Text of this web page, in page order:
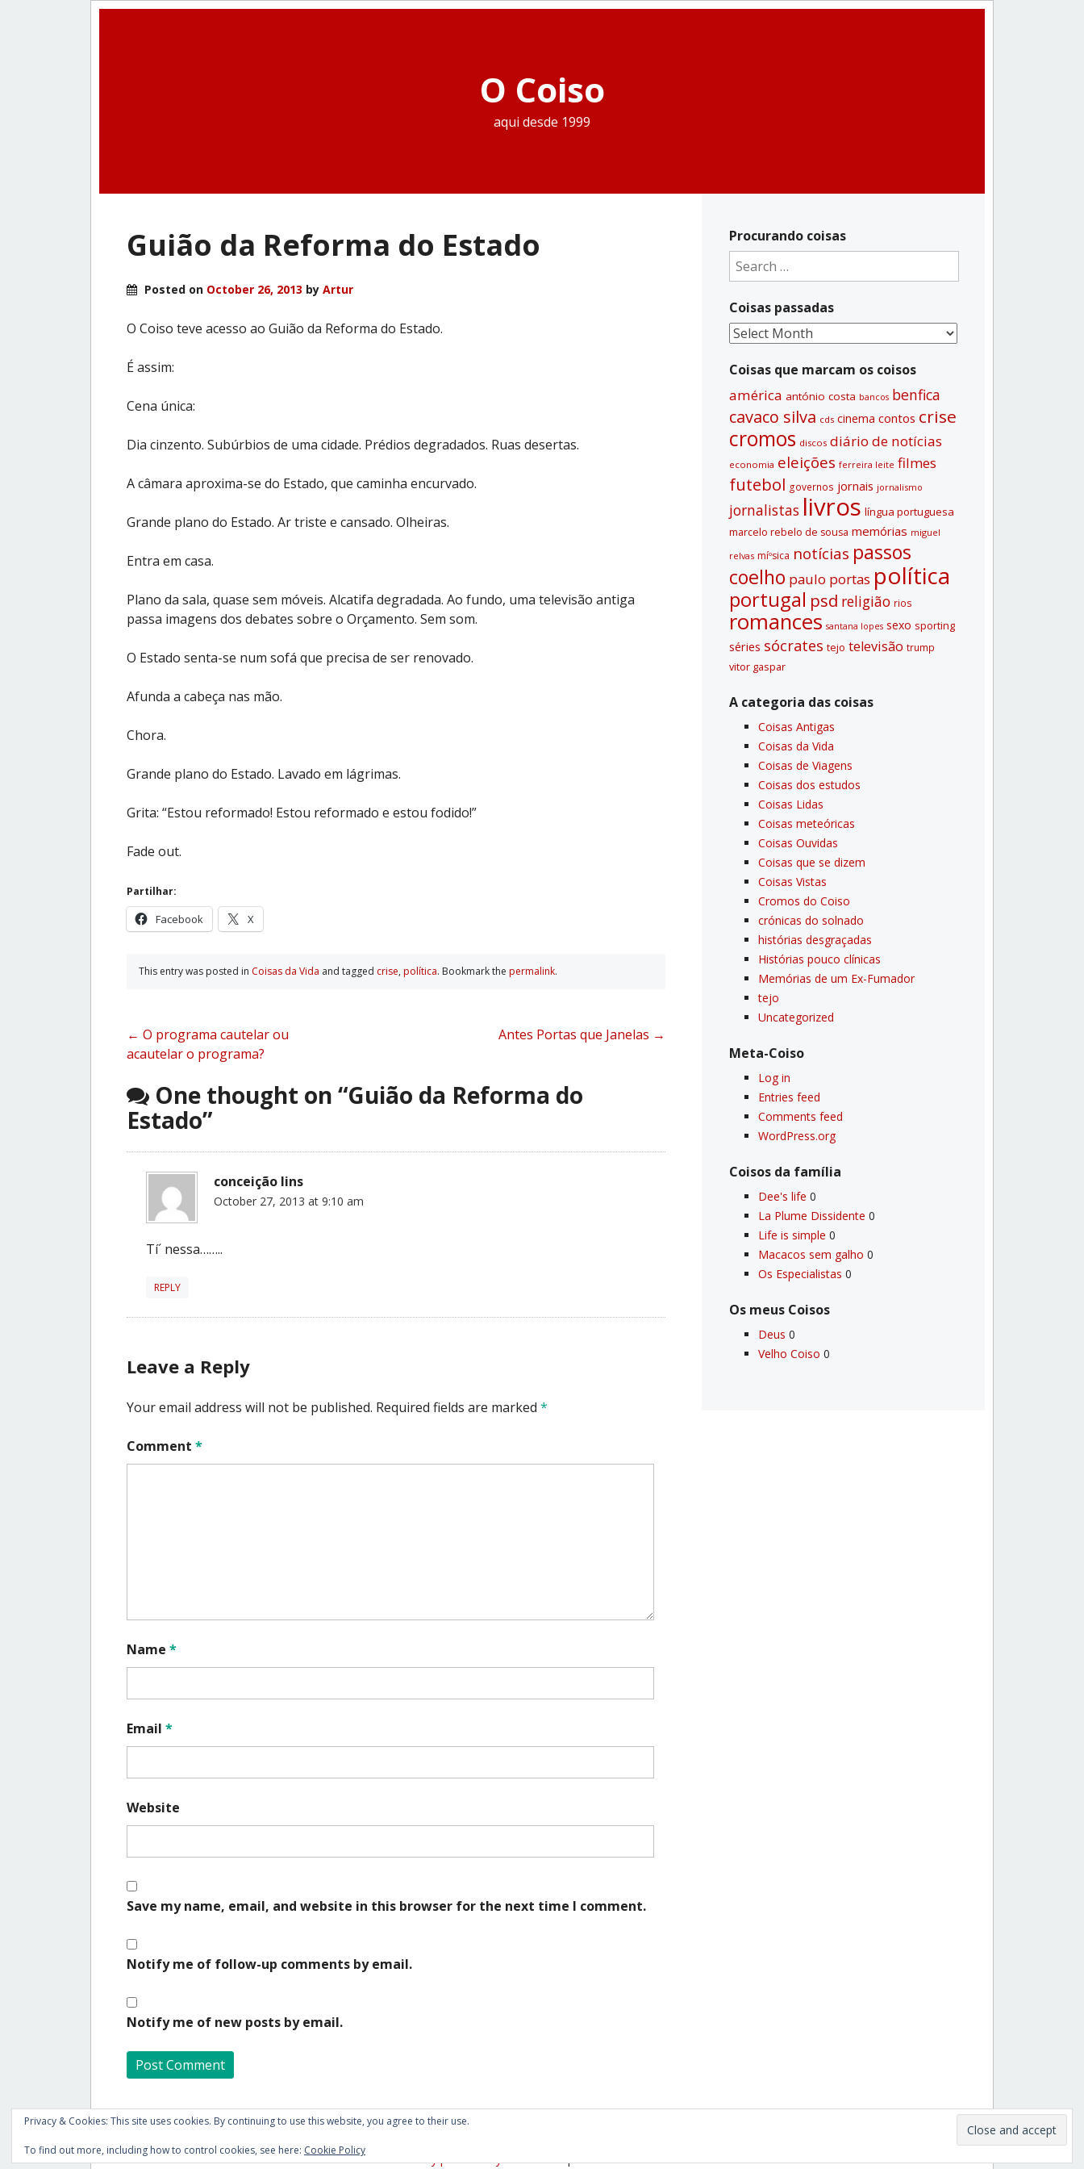
O Coiso
aqui desde 1999
Guião da Reforma do Estado
Posted on October 26, 2013 by Artur
O Coiso teve acesso ao Guião da Reforma do Estado.
É assim:
Cena única:
Dia cinzento. Subúrbios de uma cidade. Prédios degradados. Ruas desertas.
A câmara aproxima-se do Estado, que caminha encurvado.
Grande plano do Estado. Ar triste e cansado. Olheiras.
Entra em casa.
Plano da sala, quase sem móveis. Alcatifa degradada. Ao fundo, uma televisão antiga
passa imagens dos debates sobre o Orçamento. Sem som.
O Estado senta-se num sofá que precisa de ser renovado.
Afunda a cabeça nas mão.
Chora.
Grande plano do Estado. Lavado em lágrimas.
Grita: “Estou reformado! Estou reformado e estou fodido!”
Fade out.
Partilhar:
Facebook X
This entry was posted in Coisas da Vida and tagged crise, polí­tica. Bookmark the permalink.
Post
navigation
← O programa cautelar ou
acautelar o programa?
Antes Portas que Janelas →
One thought on “Guião da Reforma do
Estado”
conceição lins
October 27, 2013 at 9:10 am
Tí´ nessa……..
REPLY
Leave a Reply
Your email address will not be published. Required fields are marked *
Comment *
Name *
Email *
Website
Save my name, email, and website in this browser for the next time I comment.
Notify me of follow-up comments by email.
Notify me of new posts by email.
A
l
t
Procurando coisas
Search
for:
Coisas passadas
Coisas
Coisas que marcam os coisos
américa antónio costa bancos benfica
cavaco silva cds cinema contos crise
cromos discos diário de notí­cias
economia eleições ferreira leite filmes
futebol governos jornais jornalismo
jornalistas livros lí­ngua portuguesa
marcelo rebelo de sousa memórias miguel
relvas míºsica notí­cias passos
coelho paulo portas polí­tica
portugal psd religião rios
romances santana lopes sexo sporting
séries sócrates tejo televisão trump
vitor gaspar
A categoria das coisas
Coisas Antigas
Coisas da Vida
Coisas de Viagens
Coisas dos estudos
Coisas Lidas
Coisas meteóricas
Coisas Ouvidas
Coisas que se dizem
Coisas Vistas
Cromos do Coiso
crónicas do solnado
histórias desgraçadas
Histórias pouco clí­nicas
Memórias de um Ex-Fumador
tejo
Uncategorized
Meta-Coiso
Log in
Entries feed
Comments feed
WordPress.org
Coisos da famí­lia
Dee's life 0
La Plume Dissidente 0
Life is simple 0
Macacos sem galho 0
Os Especialistas 0
Os meus Coisos
Deus 0
Velho Coiso 0
Privacy & Cookies: This site uses cookies. By continuing to use this website, you agree to their use.
To find out more, including how to control cookies, see here: Cookie Policy